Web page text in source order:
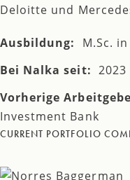
Deloitte und
Ausbildung:
M.Sc.
Bei Nalka seit: 2023
Vorherige
Investment Bank
CURRENT PORTFOLIO